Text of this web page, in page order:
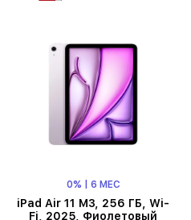
0% | 6 МЕС
iPad Air 11 M3, 256 ГБ, Wi-
Fi, 2025, Фиолетовый